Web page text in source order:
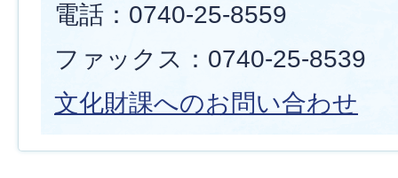
電話：0740-25-8559
ファックス：0740-25-8539
文化財課へのお問い合わせ